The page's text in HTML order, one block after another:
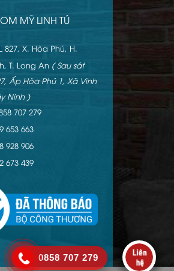
MỸ LINH TÚ
827, X. Hòa Phú, H.
T. Long An ( Sau sát
Ấp Hòa Phú 1, Xã Vĩnh
Ninh )
707 279
653 663
928 906
673 439
0858 707 279